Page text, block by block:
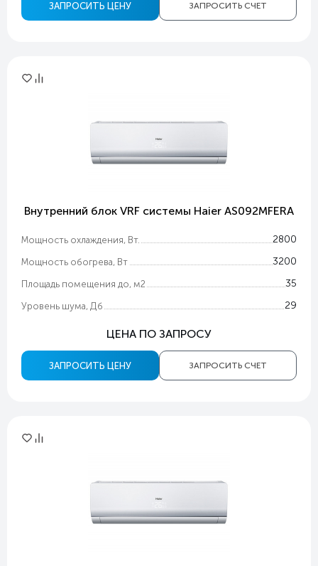
ЗАПРОСИТЬ СЧЕТ
ЗАПРОСИТЬ ЦЕНУ
Внутренний блок VRF системы Haier AS092MFERA
Мощность охлаждения, Вт. 2800
Мощность обогрева, Вт 3200
Площадь помещения до, м2 35
Уровень шума, Дб 29
ЦЕНА ПО ЗАПРОСУ
ЗАПРОСИТЬ СЧЕТ
ЗАПРОСИТЬ ЦЕНУ